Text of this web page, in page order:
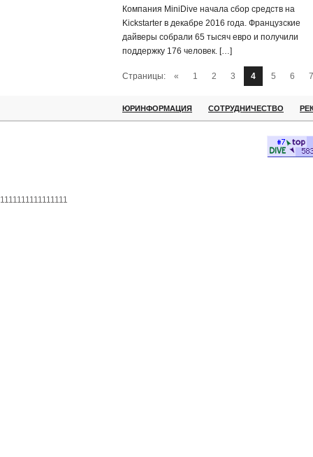
Компания MiniDive начала сбор средств на
Kickstarter в декабре 2016 года. Французские
дайверы собрали 65 тысяч евро и получили
поддержку 176 человек. […]
Страницы: « 1 2 3 4 5 6 7
ЮРИНФОРМАЦИЯ СОТРУДНИЧЕСТВО
1111111111111111